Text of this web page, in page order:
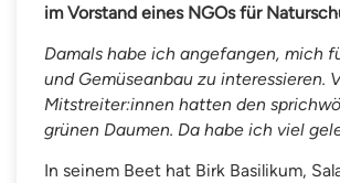
im Vorstand eines NGOs für
Damals habe ich angefangen, mich
und Gemüseanbau zu interessieren.
Mitstreiter:innen hatten den
grünen Daumen. Da habe ich viel
In seinem Beet hat Birk Basilikum,